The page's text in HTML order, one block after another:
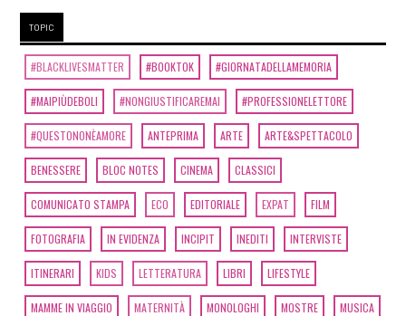
Gloria Donati: incipit
Dicembre 2019
[02]La Terra canta in Do, di
Maurizio Agostini: incipit
Giugno 2019
[17]Pasta fatta in casa, di
Luca Murano: incipit
TOPIC
#BLACKLIVESMATTER #BOOKTOK #GIORNATADELLAMEMORIA
#MAIPIÙDEBOLI #NONGIUSTIFICAREMAI #PROFESSIONELETTORE
#QUESTONONÈAMORE ANTEPRIMA ARTE ARTE&SPETTACOLO
BENESSERE BLOC NOTES CINEMA CLASSICI
COMUNICATO STAMPA ECO EDITORIALE EXPAT FILM
FOTOGRAFIA IN EVIDENZA INCIPIT INEDITI INTERVISTE
ITINERARI KIDS LETTERATURA LIBRI LIFESTYLE
MAMME IN VIAGGIO MATERNITÀ MONOLOGHI MOSTRE MUSICA